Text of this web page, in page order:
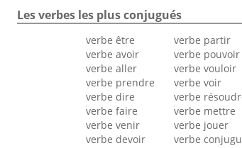
Les verbes les plus conjugués
verbe être
verbe avoir
verbe aller
verbe prendre
verbe dire
verbe faire
verbe venir
verbe devoir
verbe partir
verbe pouvoir
verbe vouloir
verbe voir
verbe
verbe mettre
verbe jouer
verbe